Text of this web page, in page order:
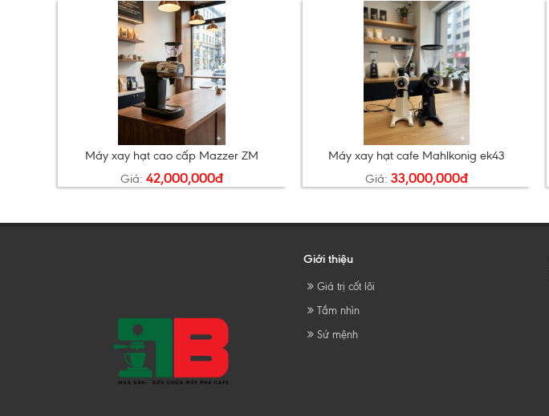
Máy xay hạt cao cấp Mazzer ZM
Giá:42,000,000đ
Máy xay hạt cafe Mahlkonig ek43
Giá: 33,000,000đ
Giới thiệu
Giá trị cốt lõi
Tầm nhìn
Sứ mệnh